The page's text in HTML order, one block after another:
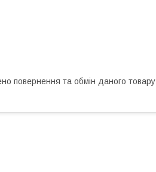
повернення та обмін даного товару